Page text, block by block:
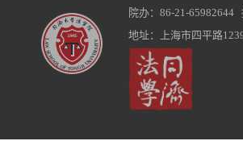
院办：86-21-65982644
地址：上海市四平路